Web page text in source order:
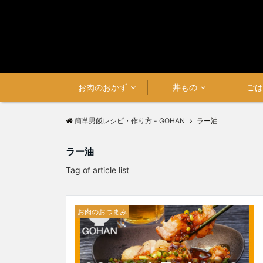
お肉のおかず 丼もの ご
簡単男飯レシピ・作り方 - GOHAN ラー油
ラー油
Tag of article list
お肉のおつまみ